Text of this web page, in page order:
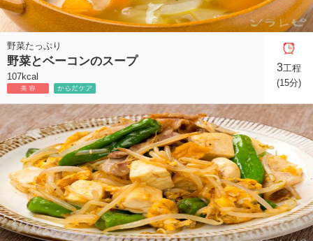
野菜たっぷり
野菜とベーコンのスープ
107kcal
3工程
(15分)